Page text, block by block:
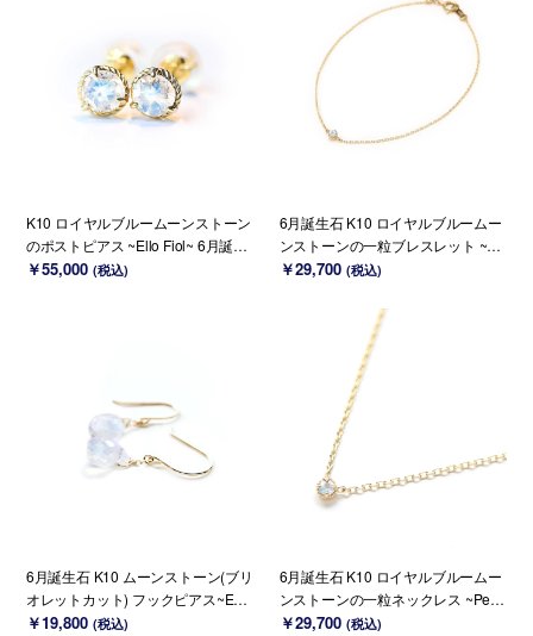
K10 ロイヤルブルームーンストーン
のポストピアス ~Ello Fiol~ 6月誕生
石 (K18変更可能)
￥55,000 (税込)
6月誕生石 K10 ロイヤルブルームー
ンストーンの一粒ブレスレット ~Pe
tela~ (K18 変更可能)
￥29,700 (税込)
6月誕生石 K10 ムーンストーン(ブリ
オレットカット) フックピアス~ESP
OIR~
￥19,800 (税込)
6月誕生石 K10 ロイヤルブルームー
ンストーンの一粒ネックレス ~Petel
a~ (K18 変更可能)
￥29,700 (税込)